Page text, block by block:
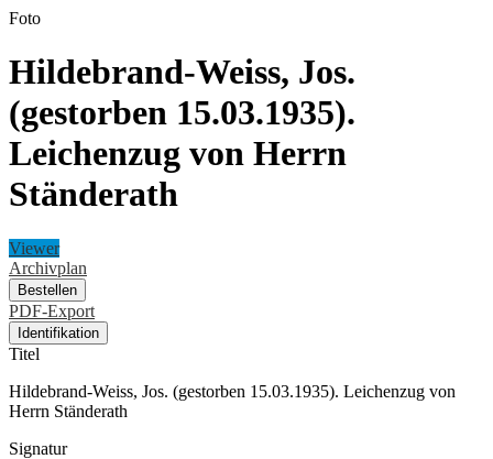
Foto
Hildebrand-Weiss, Jos.
(gestorben 15.03.1935).
Leichenzug von Herrn
Ständerath
Viewer
Archivplan
Bestellen
PDF-Export
Identifikation
Titel
Hildebrand-Weiss, Jos. (gestorben 15.03.1935). Leichenzug von
Herrn Ständerath
Signatur